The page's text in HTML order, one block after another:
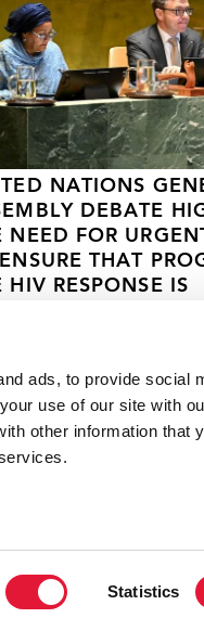
ads, to provide social
use of our site with
other information that
Statistics
NATIONS
DEBATE
NEED FOR
ENSURE THAT
HIV RESPONSE IS
personas que viven con